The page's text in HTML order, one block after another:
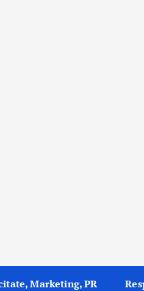
Marketing, PR